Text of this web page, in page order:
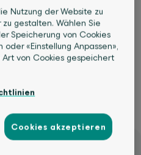
können Sie
direkt
Nutzung der Website zu
gestalten. Wählen Sie
Speicherung von Cookies
«Einstellung Anpassen»,
von Cookies gespeichert
Cookies akzeptieren